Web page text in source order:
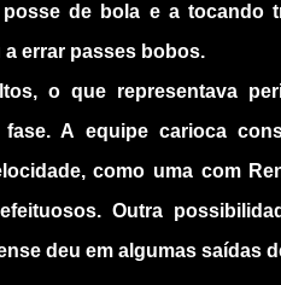
de bola e a tocando
errar passes bobos.
o que representava
A equipe carioca
como uma com
Outra
deu em algumas saídas